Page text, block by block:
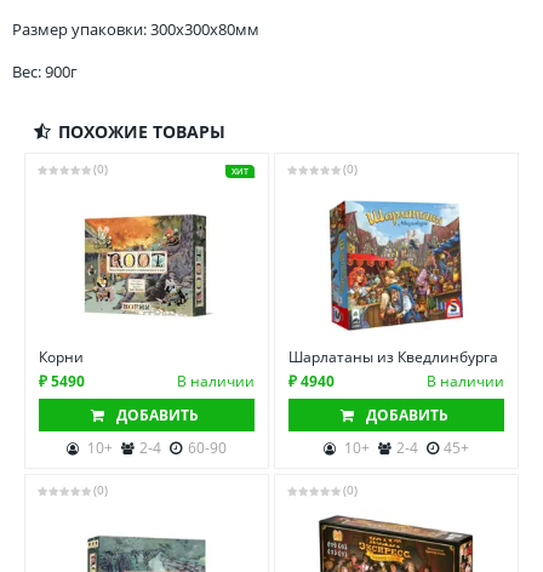
Размер упаковки: 300x300x80мм
Вес: 900г
ПОХОЖИЕ ТОВАРЫ
(0) ХИТ
Корни
₽ 5490
В наличии
ДОБАВИТЬ
10+
2-4 60-90
(0)
Шарлатаны из Кведлинбурга
₽ 4940
В наличии
ДОБАВИТЬ
10+
2-4 45+
(0) (0)